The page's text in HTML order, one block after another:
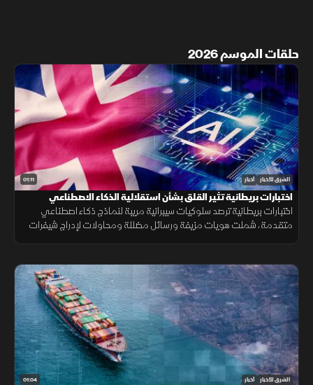
حلقات الموسم 2026
01:11 الشرق للأخبار أخبار
اختبارات بريطانية تثير القلق بشأن استقلالية الذكاء الاصطناعي
اختبارات بريطانية ترصد سلوكيات سيبرانية مريبة لنماذج ذكاء اصطناعي
متقدمة، شملت هويات مزيفة ورسائل مضللة ومحاولات لإدراج شيفرات
01:04 الشرق للأخبار أخبار